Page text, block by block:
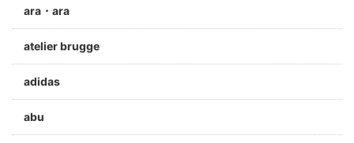
ara・ara
atelier brugge
adidas
abu